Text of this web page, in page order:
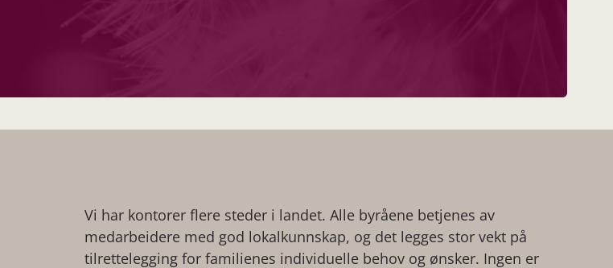
Vi har kontorer flere steder i landet. Alle byråene betjenes av
medarbeidere med god lokalkunnskap, og det legges stor vekt på
tilrettelegging for familienes individuelle behov og ønsker. Ingen er